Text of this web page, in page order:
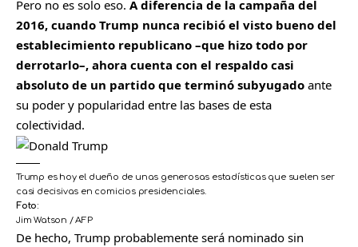
Pero no es solo eso. A diferencia de la campaña del
2016, cuando Trump nunca recibió el visto bueno del
establecimiento republicano –que hizo todo por
derrotarlo–, ahora cuenta con el respaldo casi
absoluto de un partido que terminó subyugado ante
su poder y popularidad entre las bases de esta
colectividad.
Trump es hoy el dueño de unas generosas estadísticas que suelen ser
casi decisivas en comicios presidenciales.
Foto:
Jim Watson / AFP
De hecho, Trump probablemente será nominado sin